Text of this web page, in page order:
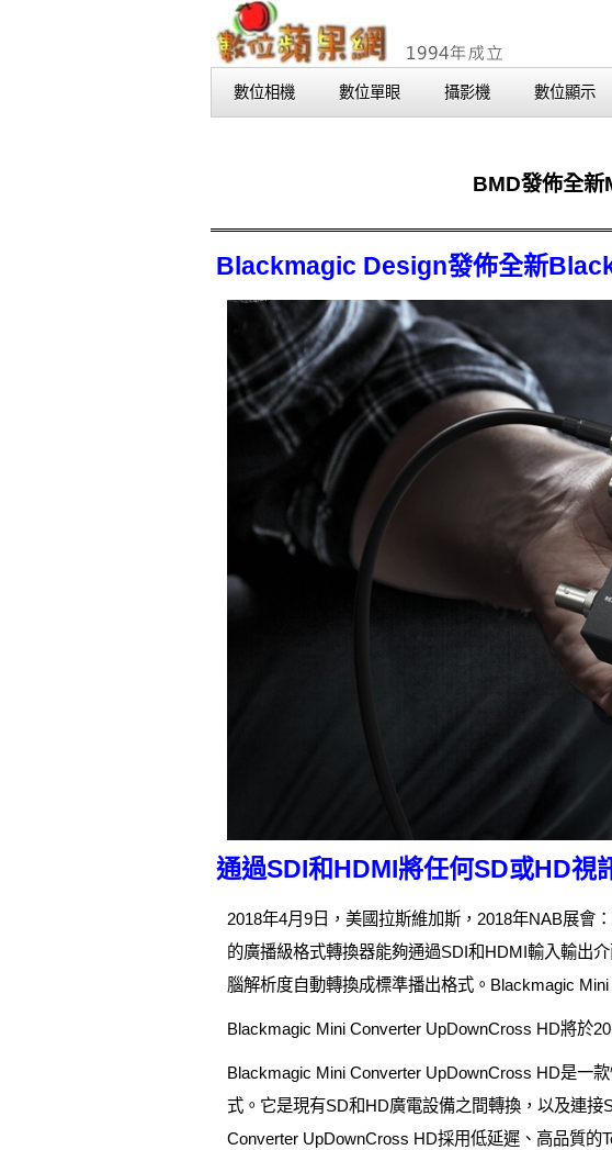
數位相機 數位單眼 攝影機 數位顯示
BMD發佈全
Blackmagic Design發佈全新
通過SDI和HDMI將任何SD或HD視
2018年4月9日，美國拉斯維加斯，2018年NAB展會
的廣播級格式轉換器能夠通過SDI和HDMI輸入輸出
腦解析度自動轉換成標準播出格式。Blackmagic
Blackmagic Mini Converter UpDownCross HD將於
Blackmagic Mini Converter UpDownCross HD是一
式。它是現有SD和HD廣電設備之間轉換，以及連
Converter UpDownCross HD採用低延遲、高品質